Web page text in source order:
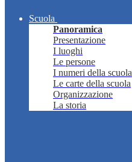
Scuola
Panoramica
Presentazione
I luoghi
Le persone
I numeri della scuola
Le carte della scuola
Organizzazione
La storia